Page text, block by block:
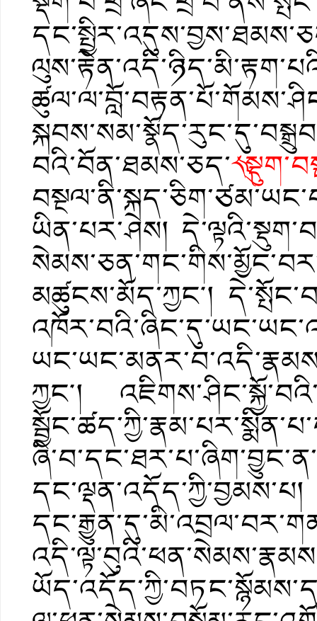
བའི་བོན་ཐམས་ཅད་
ཡིན་པར་ཤེས།
མཚུངས་མོད་ཀྱང༌།
ཀྱང༌།